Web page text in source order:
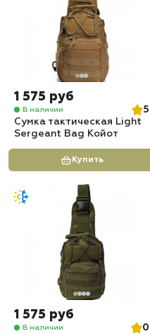
1 575 руб
В наличии
5
Сумка тактическая Light
Sergeant Bag Койот
Купить
1 575 руб
В наличии
0